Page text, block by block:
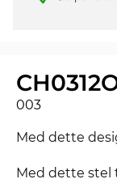
003
Med dette
Med dette